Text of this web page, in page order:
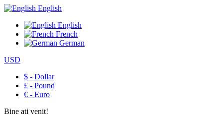
English
English
French
German
USD
$ - Dollar
£ - Pound
€ - Euro
Bine ati venit!